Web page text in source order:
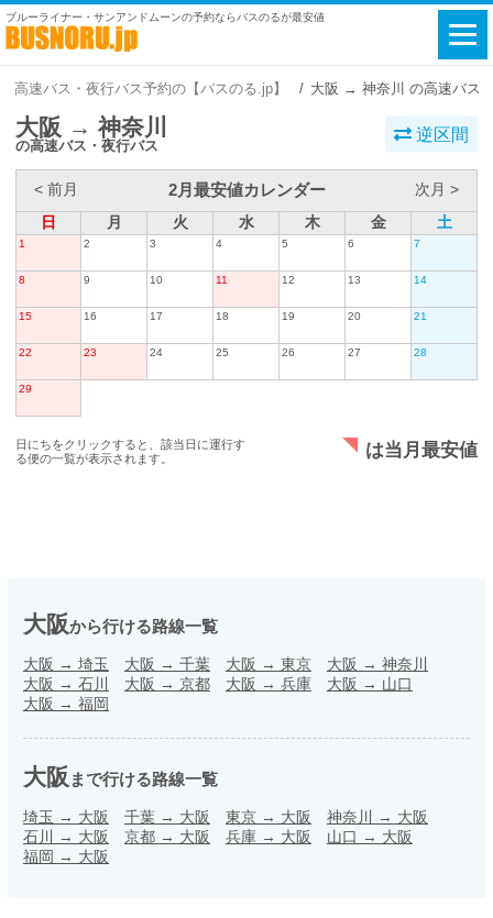
ブルーライナー・サンアンドムーンの予約ならバスのるが最安値
高速バス・夜行バス予約の【バスのる.jp】 大阪 → 神奈川 の高速バス
大阪 → 神奈川
の高速バス・夜行バス
逆区間
< 前月 2月最安値カレンダー
次月 >
日
月 火 水 木 金 土
1 2 3 4 5 6 7
8 9 10 11 12 13 14
15 16 17 18 19 20 21
22 23 24 25 26 27 28
29
日にちをクリックすると、該当日に運行す
る便の一覧が表示されます。
は当月最安値
大阪から行ける路線一覧
大阪 → 埼玉 大阪 → 千葉 大阪 → 東京 大阪 → 神奈川
大阪 → 石川 大阪 → 京都 大阪 → 兵庫 大阪 → 山口
大阪 → 福岡
大阪 まで行ける路線一覧
埼玉 → 大阪 千葉 → 大阪 東京 → 大阪 神奈川 → 大阪
石川 → 大阪 京都 → 大阪 兵庫 → 大阪 山口 → 大阪
福岡 → 大阪